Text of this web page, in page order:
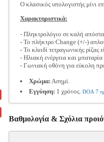
Ο κλασικός υπολογιστής μίνι
Χαρακτηριστικά:
- Πληκτρολόγιο σε καλή
- Το πλήκτρο Change (+/-)
- Το κλειδί τετραγωνικής ρίζας
- Ηλιακή ενέργεια και
- Γωνιακή οθόνη για εύκολη
Χρώμα: Ασημί.
Εγγύηση: 1 χρόνος. DOA 7
Βαθμολογία & Σχόλια